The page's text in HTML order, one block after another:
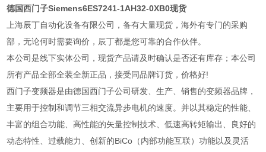
德国西门子Siemens6ES7241-1AH32-0XB0现货
上海辰丁自动化设备有限公司，备有大量现货，海外有专门的采购
部，无论何时需要询价，辰丁都是您可靠的合作伙伴。
本公司是线下实体公司，现货产品请及时确认是否还有库存；本公司
所有产品全部全装全新正品，接受同品牌订货，价格好!
西门子变频器是由德国西门子公司研发、生产、销售的变频器品牌，
主要用于控制和调节三相交流异步电机的速度。并以其稳定的性能、
丰富的组合功能、高性能的矢量控制技术、低速高转矩输出、良好的
动态特性、过载能力、创新的BiCo（内部功能互联）功能以及灵活